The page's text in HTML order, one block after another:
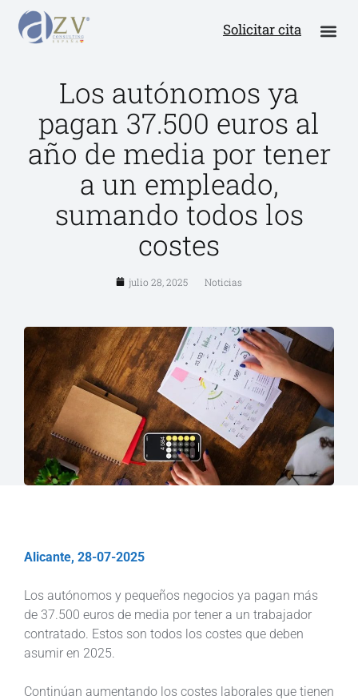
Solicitar cita
Los autónomos ya
pagan 37.500 euros al
año de media por tener
a un empleado,
sumando todos los
costes
julio 28, 2025 Noticias
Alicante, 28-07-2025
Los autónomos y pequeños negocios ya pagan más
de 37.500 euros de media por tener a un trabajador
contratado. Estos son todos los costes que deben
asumir en 2025.
Continúan aumentando los costes laborales que tienen